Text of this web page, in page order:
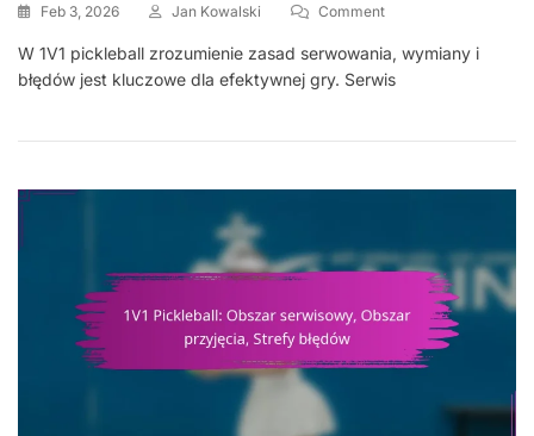
Feb 3, 2026 Jan Kowalski CommentOn
Pickleball:
Zasady
Wymiany,
Błędów
W 1V1 pickleball zrozumienie zasad serwowania, wymiany i
błędów jest kluczowe dla efektywnej gry. Serwis